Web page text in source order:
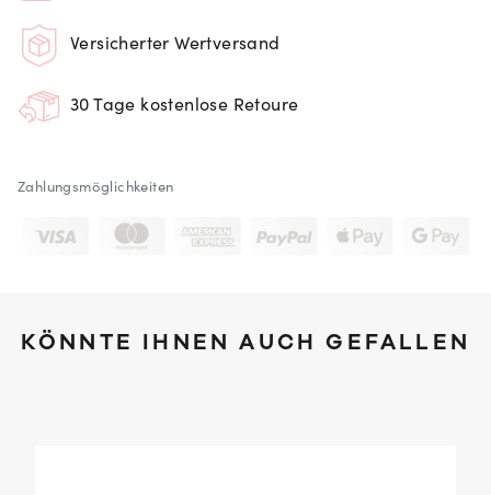
Versicherter Wertversand
30 Tage kostenlose Retoure
Zahlungsmöglichkeiten
KÖNNTE IHNEN AUCH GEFALLEN